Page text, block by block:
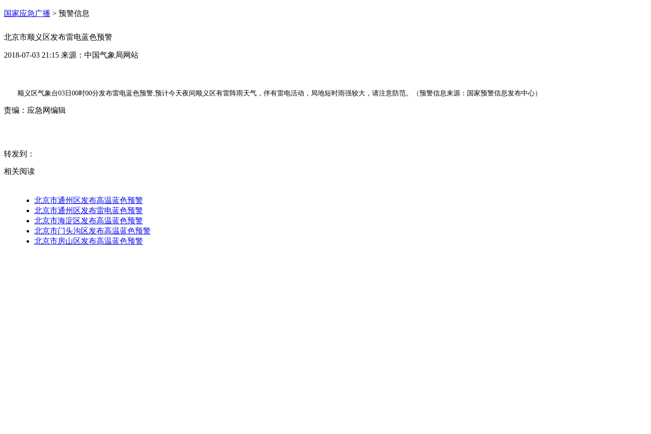
国家应急广播 > 预警信息
北京市顺义区发布雷电蓝色预警
2018-07-03 21:15 来源： 中国气象局网站
顺义区气象台03日00时00分发布雷电蓝色预警,预计今天夜间顺义区有雷阵雨天气，伴有雷电活动，局地短时雨强较大，请注意防范。（预警信息来源：国家预警信息发布中心）
责编： 应急网编辑
转发到：
相关阅读
北京市通州区发布高温蓝色预警
北京市通州区发布雷电蓝色预警
北京市海淀区发布高温蓝色预警
北京市门头沟区发布高温蓝色预警
北京市房山区发布高温蓝色预警